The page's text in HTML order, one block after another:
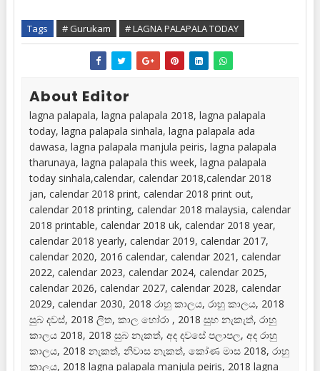
Tags # Gurukam # LAGNA PALAPALA TODAY
About Editor
lagna palapala, lagna palapala 2018, lagna palapala
today, lagna palapala sinhala, lagna palapala ada
dawasa, lagna palapala manjula peiris, lagna palapala
tharunaya, lagna palapala this week, lagna palapala
today sinhala,calendar, calendar 2018,calendar 2018
jan, calendar 2018 print, calendar 2018 print out,
calendar 2018 printing, calendar 2018 malaysia, calendar
2018 printable, calendar 2018 uk, calendar 2018 year,
calendar 2018 yearly, calendar 2019, calendar 2017,
calendar 2020, 2016 calendar, calendar 2021, calendar
2022, calendar 2023, calendar 2024, calendar 2025,
calendar 2026, calendar 2027, calendar 2028, calendar
2029, calendar 2030, 2018 රාහු කාලය, රාහු කාලය, 2018
සුබ දවස්, 2018 ලිත, කාල හෝරා , 2018 සුභ නැකැත්, රාහු
කාලය 2018, 2018 සුබ නැකත්, අද දවසේ පලාපල, අද රාහු
කාලය, 2018 නැකත්, නිවාස නැකත්, කෝණ මාස 2018, රාහු
කාලය, 2018 lagna palapala manjula peiris, 2018 lagna